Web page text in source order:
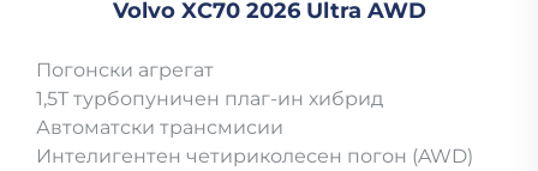
Volvo XC70 2026 Ultra AWD
Погонски агрегат
1,5T турбопуничен плаг-ин хибрид
Автоматски трансмисии
Интелигентен четириколесен погон (AWD)